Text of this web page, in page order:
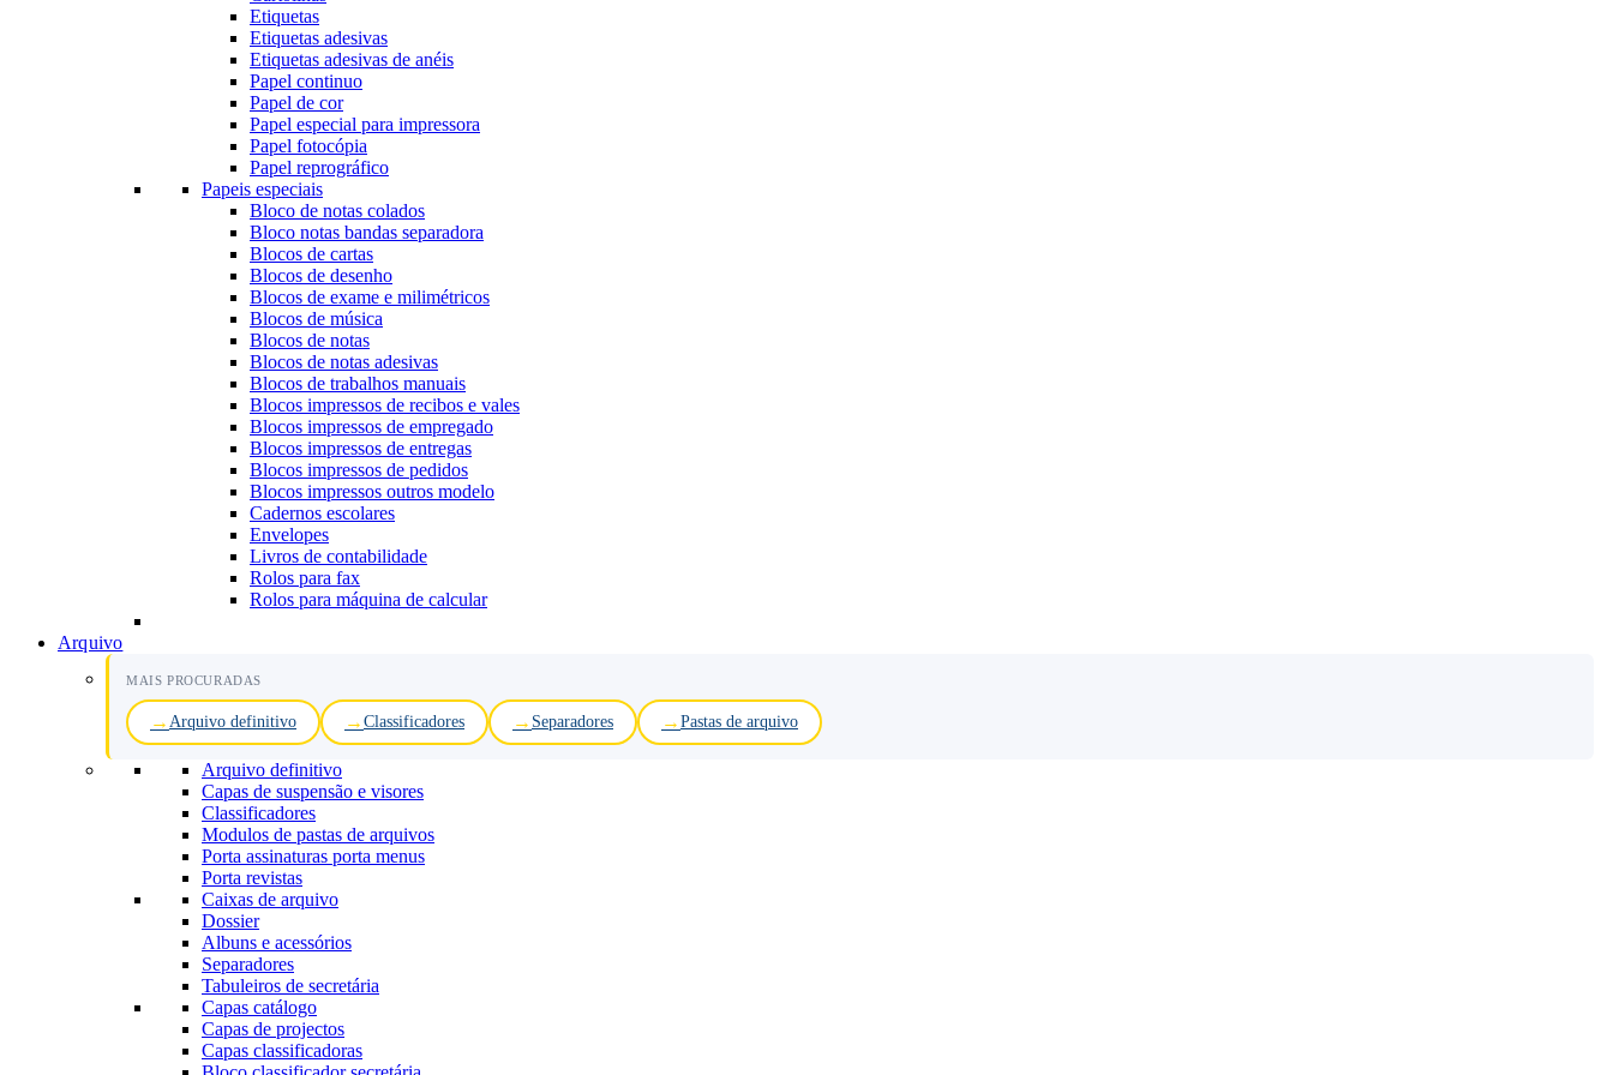
Etiquetas
Etiquetas adesivas
Etiquetas adesivas de anéis
Papel continuo
Papel de cor
Papel especial para impressora
Papel fotocópia
Papel reprográfico
Papeis especiais
Bloco de notas colados
Bloco notas bandas separadora
Blocos de cartas
Blocos de desenho
Blocos de exame e milimétricos
Blocos de música
Blocos de notas
Blocos de notas adesivas
Blocos de trabalhos manuais
Blocos impressos de recibos e vales
Blocos impressos de empregado
Blocos impressos de entregas
Blocos impressos de pedidos
Blocos impressos outros modelo
Cadernos escolares
Envelopes
Livros de contabilidade
Rolos para fax
Rolos para máquina de calcular
Arquivo
MAIS PROCURADAS
Arquivo definitivo Classificadores Separadores Pastas de arquivo
Arquivo definitivo
Capas de suspensão e visores
Classificadores
Modulos de pastas de arquivos
Porta assinaturas porta menus
Porta revistas
Caixas de arquivo
Dossier
Albuns e acessórios
Separadores
Tabuleiros de secretária
Capas catálogo
Capas de projectos
Capas classificadoras